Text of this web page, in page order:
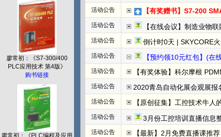
廖常初：《S7-300/400
PLC应用技术 第4版》
购书链接
活动公告 【有奖赠书】S7-200 SMART
活动公告 【在线会议】制造业物
活动公告 倒计时0天 | SKYCORE火山湖超级工厂全
活动公告 【预约领10元红包】(在线直播)福
活动公告 【有奖体验】科尔摩根
活动公告 2020青岛自动化展会观展报名
活动公告 【原创征集】工控技术牛
活动公告 3月份工控培训直播信息整
活动公告 【最新】2月免费直播课推